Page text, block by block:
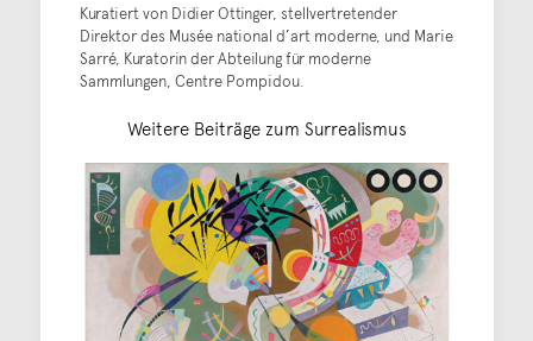
Kuratiert von Didier Ottinger, stellvertretender
Direktor des Musée national d’art moderne, und Marie
Sarré, Kuratorin der Abteilung für moderne
Sammlungen, Centre Pompidou.
Weitere Beiträge zum Surrealismus